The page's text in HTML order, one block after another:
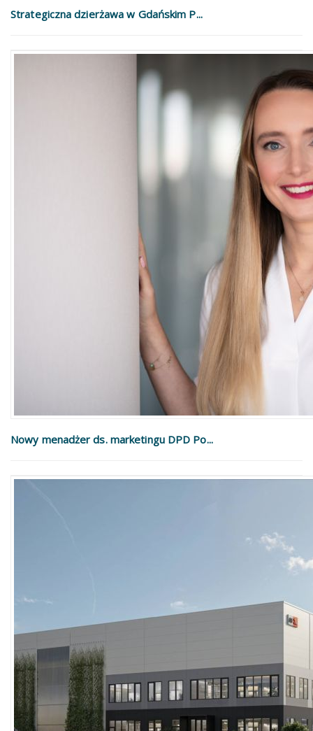
Strategiczna dzierżawa w Gdańskim P...
Nowy menadżer ds. marketingu DPD Po...